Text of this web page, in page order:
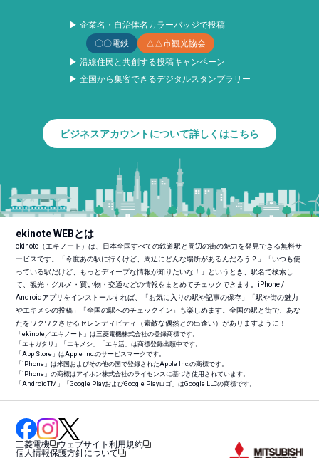
▶ 企業名・自治体名カラーバッジで投稿
〇〇電鉄
△△市観光協会
▶ 沿線住民と共創する投稿キャンペーン
▶ 全国から集客できるデジタルスタンプラリー
ビジネスアカウントについて詳しくはこちら
ekinote WEBとは
ekinote（エキノート）は、日本全国すべての鉄道駅と周辺の街の魅力を発見できる無料サ
ービスです。「今度あの駅に行くけど、周辺にどんな場所があるんだろう？」「いつも使
っている駅だけど、もっとディープな情報が知りたいな！」というとき、駅名で検索し
て、観光・グルメ・買い物・交通などの情報をまとめてチェックできます。iPhone /
Androidアプリをインストールすれば、「お気に入りの駅や記事の保存」「駅や街の魅力
やエキメシの投稿」「全国の駅へのチェックイン」も楽しめます。全国の駅と街で、あな
たをワクワクさせるセレンディピティ（素敵な偶然との出逢い）がありますように！
「ekinote／エキノート」は三菱電機株式会社の登録商標です。
「エキガタリ」「エキメシ」「エキ活」は商標登録出願中です。
「App Store」はApple Inc.のサービスマークです。
「iPhone」は米国およびその他の国で登録されたApple Inc.の商標です。
「iPhone」の商標はアイホン株式会社のライセンスに基づき使用されています。
「AndroidTM 」「Google PlayおよびGoogle Playロゴ」はGoogle LLCの商標です。
三菱電機
ウェブサイト利用規約
個人情報保護方針について